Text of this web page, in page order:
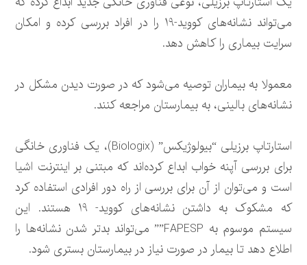
می‌تواند نشانه‌های کووید-19 را در افراد بررسی کرده و امکان
سرایت بیماری را کاهش دهد.
معمولا به بیماران توصیه می‌شود که در صورت دیدن مشکل در
نشانه‌های بالینی، به بیمارستان مراجعه کنند.
استارتاپ برزیلی “بیولوژیکس” (Biologix)، یک فناوری خانگی
برای بررسی آپنه خواب ابداع کرده‌اند که مبتنی بر اینترنت اشیا
است و می‌توان از آن برای بررسی از راه دور افرادی استفاده کرد
که مشکوک به داشتن نشانه‌های کووید- 19 هستند. این
سیستم موسوم به FAPESP”” می‌تواند بدتر شدن نشانه‌ها را
اطلاع دهد تا بیمار در صورت نیاز در بیمارستان بستری شود.